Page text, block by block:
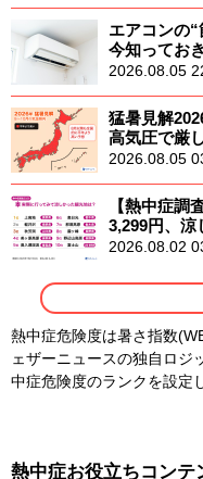
エアコンの
今知ってお
2026.08.05
猛暑見解
高気圧で厳
2026.08.05
【熱中症調
3,299円、涼
2026.08.02
熱中症危険度は暑さ指数
ェザーニュースの独自ロジ
中症危険度のランクを設定
熱中症お役立ちコンテ